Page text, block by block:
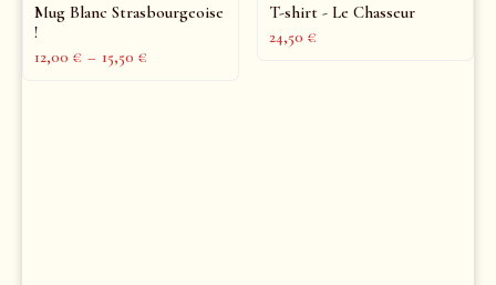
Mug Blanc Strasbourgeoise
!
12,00 € – 15,50 €
T-shirt - Le Chasseur
24,50 €